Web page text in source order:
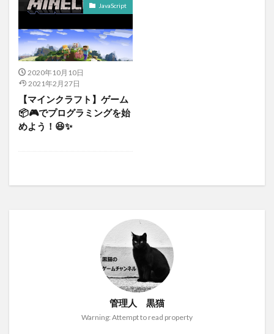
JavaScript
2020年10月10日
2021年2月27日
【マインクラフト】ゲーム
📦🎮でプログラミングを始
めよう！😆✨
管理人 黒猫
Warning: Attempt to read property